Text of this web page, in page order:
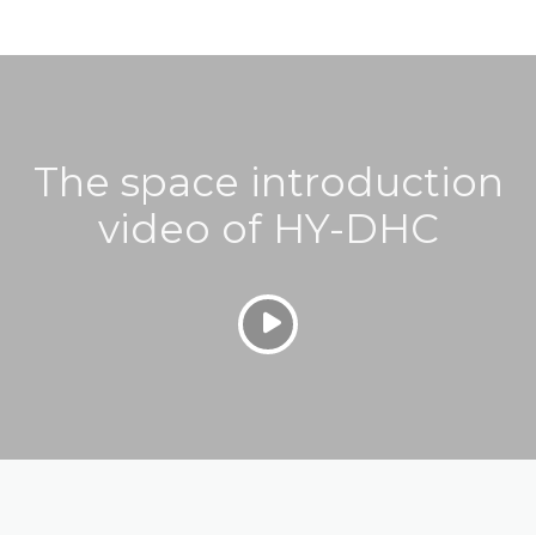
The space introduction
video of HY-DHC